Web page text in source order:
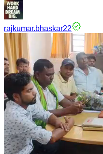
rajkumar.bhaskar22